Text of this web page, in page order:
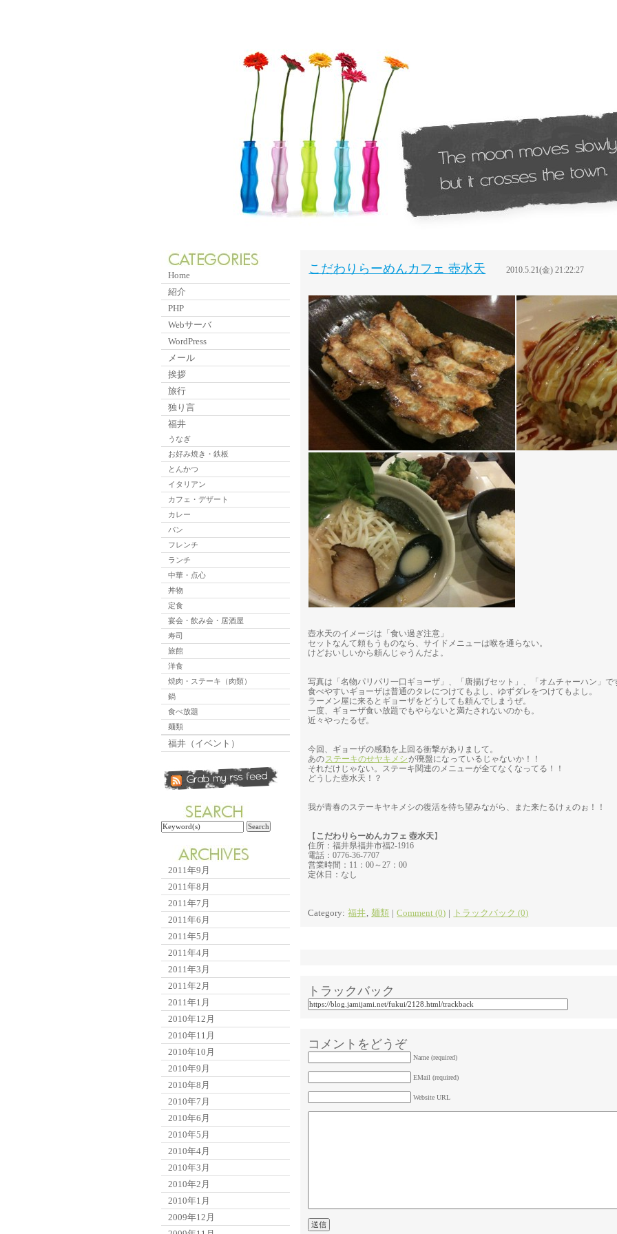
こだわりらーめんカフェ 壺水天 2010.5.21(金) 21:22:27
壺水天のイメージは「食い過ぎ注意」
セットなんて頼もうものなら、サイドメニューは喉を通らない。
けどおいしいから頼んじゃうんだよ。
写真は「名物パリパリ一口ギョーザ」、「唐揚げセット」、「オムチャーハン」で
食べやすいギョーザは普通のタレにつけてもよし、ゆずダレをつけてもよし。
ラーメン屋に来るとギョーザをどうしても頼んでしまうぜ。
一度、ギョーザ食い放題でもやらないと満たされないのかも。
近々やったるぜ。
今回、ギョーザの感動を上回る衝撃がありまして。
あのステーキのせヤキメシが廃盤になっているじゃないか！！
それだけじゃない。ステーキ関連のメニューが全てなくなってる！！
どうした壺水天！？
我が青春のステーキヤキメシの復活を待ち望みながら、また来たるけぇのぉ！！
【 こだわりらーめんカフェ 壺水天】
住所：福井県福井市福2-1916
電話：0776-36-7707
営業時間：11：00～27：00
定休日：なし
Category: 福井, 麺類 Comment (0) トラックバック (0)
トラックバック
コメントをどうぞ
Name (required)
EMail (required)
Website URL
Home
紹介
PHP
Webサーバ
WordPress
メール
挨拶
旅行
独り言
福井
うなぎ
お好み焼き・鉄板
とんかつ
イタリアン
カフェ・デザート
カレー
パン
フレンチ
ランチ
中華・点心
丼物
定食
宴会・飲み会・居酒屋
寿司
旅館
洋食
焼肉・ステーキ（肉類）
鍋
食べ放題
麺類
福井（イベント）
2011年9月
2011年8月
2011年7月
2011年6月
2011年5月
2011年4月
2011年3月
2011年2月
2011年1月
2010年12月
2010年11月
2010年10月
2010年9月
2010年8月
2010年7月
2010年6月
2010年5月
2010年4月
2010年3月
2010年2月
2010年1月
2009年12月